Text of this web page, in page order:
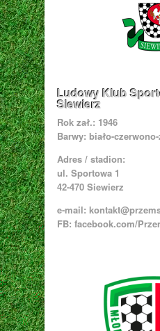
Ludowy Klub
Siewierz
Rok zał.: 1946
Barwy: biało-
Adres / stadion:
ul. Sportowa 1
42-470 Siewierz
e-mail:
FB: facebook.com/